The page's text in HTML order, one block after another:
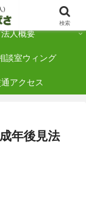
る認定NPO法人です
法人概要
談室ウィング
アクセス
年後見法
検索